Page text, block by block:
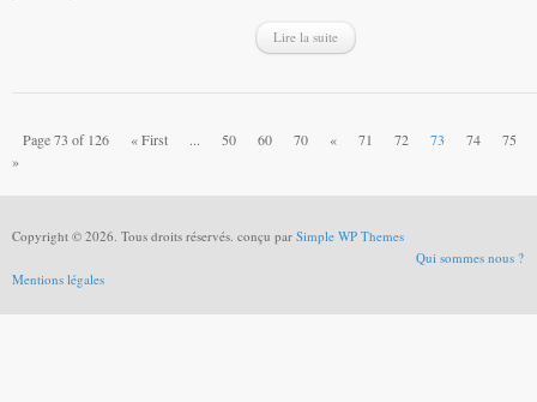
Lire la suite
Page 73 of 126 « First ... 50 60 70 « 71 72 73 74
75
»
Copyright © 2026. Tous droits réservés. conçu par Simple WP Themes
Qui sommes nous ?
Mentions légales